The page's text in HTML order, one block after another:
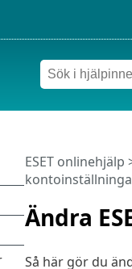
Ändra
ESET onlinehjälp
Så här gör du